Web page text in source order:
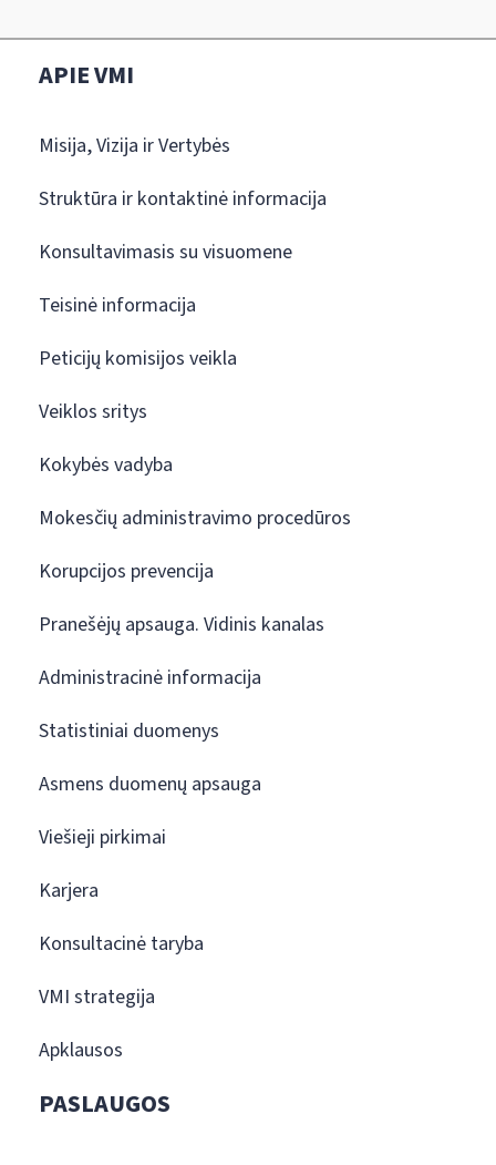
APIE VMI
Misija, Vizija ir Vertybės
Struktūra ir kontaktinė informacija
Konsultavimasis su visuomene
Teisinė informacija
Peticijų komisijos veikla
Veiklos sritys
Kokybės vadyba
Mokesčių administravimo procedūros
Korupcijos prevencija
Pranešėjų apsauga. Vidinis kanalas
Administracinė informacija
Statistiniai duomenys
Asmens duomenų apsauga
Viešieji pirkimai
Karjera
Konsultacinė taryba
VMI strategija
Apklausos
PASLAUGOS